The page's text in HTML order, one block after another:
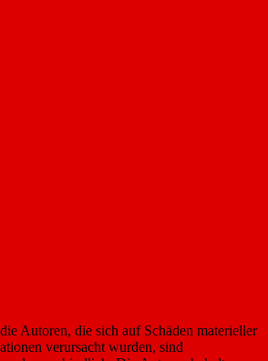
Autoren, die sich auf Schäden materieller
verursacht wurden, sind